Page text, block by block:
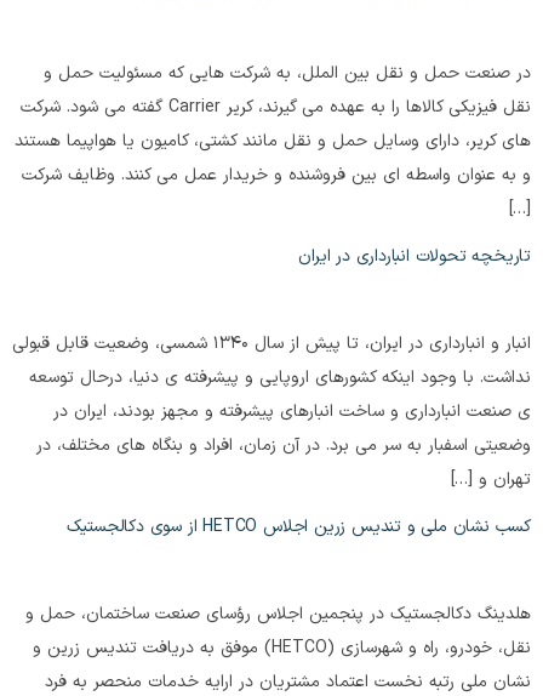
در صنعت حمل و نقل بین الملل، به شرکت هایی که مسئولیت حمل و
نقل فیزیکی کالاها را به عهده می گیرند، کریر Carrier گفته می شود. شرکت
های کریر، دارای وسایل حمل و نقل مانند کشتی، کامیون یا هواپیما هستند
و به عنوان واسطه ای بین فروشنده و خریدار عمل می کنند. وظایف شرکت
[…]
تاریخچه تحولات انبارداری در ایران
انبار و انبارداری در ایران، تا پیش از سال 1340 شمسی، وضعیت قابل قبولی
نداشت. با وجود اینکه کشورهای اروپایی و پیشرفته ی دنیا، درحال توسعه
ی صنعت انبارداری و ساخت انبارهای پیشرفته و مجهز بودند، ایران در
وضعیتی اسفبار به سر می برد. در آن زمان، افراد و بنگاه های مختلف، در
تهران و […]
کسب نشان ملی و تندیس زرین اجلاس HETCO از سوی دکالجستیک
هلدینگ دکالجستیک در پنجمین اجلاس رؤسای صنعت ساختمان، حمل و
نقل، خودرو، راه و شهرسازی (HETCO) موفق به دریافت تندیس زرین و
نشان ملی رتبه نخست اعتماد مشتریان در ارایه خدمات منحصر به فرد